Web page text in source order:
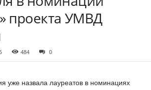
проекта УМВД
484 0
уже назвала лауреатов в номинациях